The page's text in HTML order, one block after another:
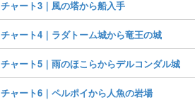
チャート3｜風の塔から船入手
チャート4｜ラダトーム城から竜王の城
チャート5｜雨のほこらからデルコンダル城
チャート6｜ペルポイから人魚の岩場